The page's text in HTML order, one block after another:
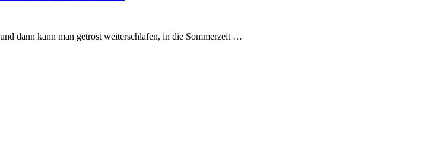
dann kann man getrost weiterschlafen, in die Sommerzeit …